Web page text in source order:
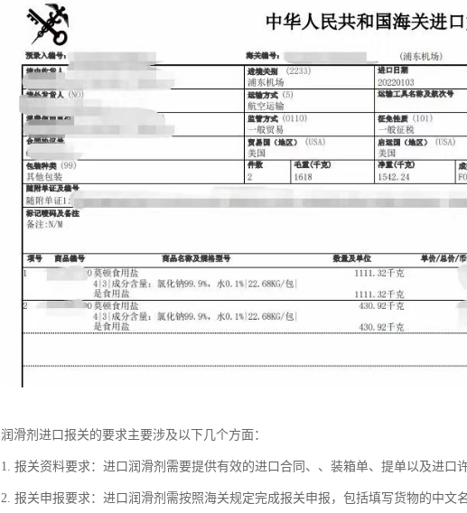
润滑剂进口报关的要求主要涉及以下几个方面：
1. 报关资料要求：进口润滑剂需要提供有效的进口合同、、装箱单、提单以及进口
2. 报关申报要求：进口润滑剂需按照海关规定完成报关申报，包括填写货物的中文